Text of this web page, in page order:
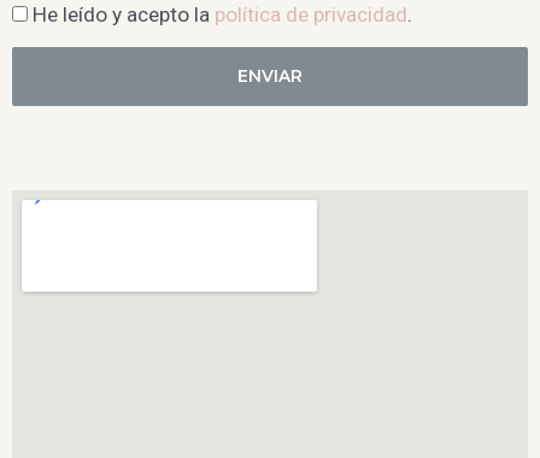
He leído y acepto la política de privacidad
ENVIAR